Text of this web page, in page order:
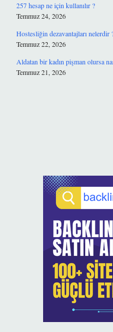
257 hesap ne için kullanılır ?
Temmuz 24, 2026
Hostesliğin dezavantajları nelerdir
Temmuz 22, 2026
Aldatan bir kadın pişman olursa
Temmuz 21, 2026